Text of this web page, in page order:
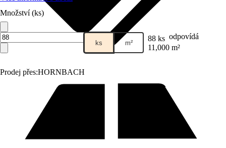
Prodej přes:HORNBACH
Množství (ks)
ks m² 88 ks odpovídá
11,000 m²